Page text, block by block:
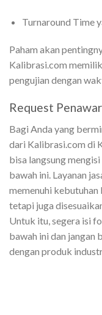
Turnaround Time
Paham akan
Kalibrasi.com
pengujian dengan
Request
Bagi Anda yang
dari Kalibrasi.com di
bisa langsung
bawah ini. Layanan
memenuhi kebutuhan
tetapi juga
Untuk itu, segera isi
bawah ini dan jangan
dengan produk